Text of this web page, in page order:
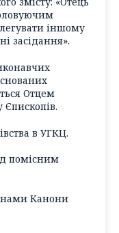
іншому
засідання».
Отцем
в УГКЦ.
помісним
Канони